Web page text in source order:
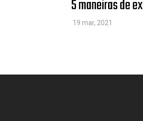
5 maneiras de
19 mar, 2021